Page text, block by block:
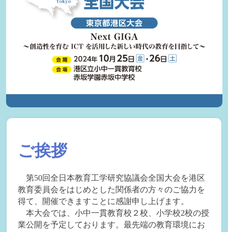
ご挨拶
第50回全日本教育工学研究協議会全国大会を港区
教育委員会をはじめとした関係者の方々のご協力を
得て、開催できますことに感謝申し上げます。
本大会では、小中一貫教育校２校、小学校2校の授
業公開を予定しております。最先端の教育環境にお